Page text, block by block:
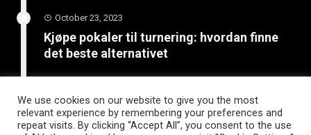
October 23, 2023
Kjøpe pokaler til turnering: hvordan finne
det beste alternativet
Bli kreativ: 5 kunst- og
håndverksprosjekter for sommerferien
We use cookies on our website to give you the most
relevant experience by remembering your preferences and
repeat visits. By clicking “Accept All”, you consent to the use